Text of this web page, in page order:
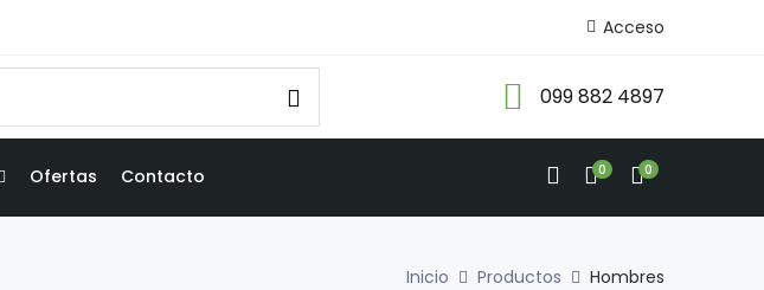
Acceso
099 882 4897
Ofertas Contacto 0 0
Inicio Productos Hombres